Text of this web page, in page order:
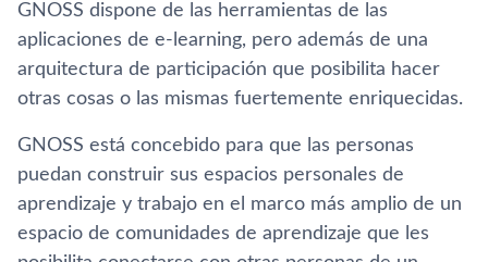
GNOSS dispone de las herramientas de las
aplicaciones de e-learning, pero además de una
arquitectura de participación que posibilita hacer
otras cosas o las mismas fuertemente enriquecidas.
GNOSS está concebido para que las personas
puedan construir sus espacios personales de
aprendizaje y trabajo en el marco más amplio de un
espacio de comunidades de aprendizaje que les